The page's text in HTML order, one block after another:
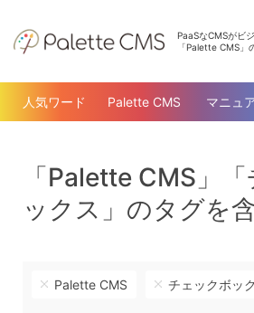
PaaSなCMSがビ
「Palette CMS」
人気ワード Palette CMS マニュ
「Palette CMS」
ックス」のタグを
Palette CMS チェックボッ